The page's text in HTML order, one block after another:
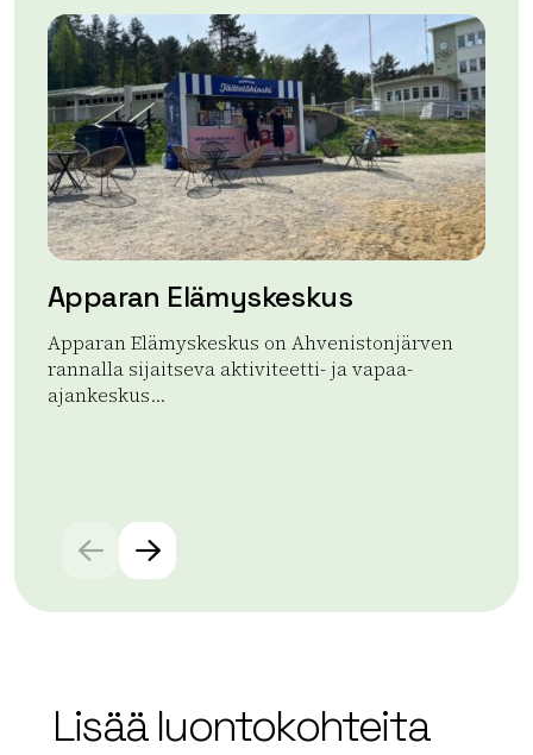
Apparan Elämyskeskus
Apparan Elämyskeskus on Ahvenistonjärven
rannalla sijaitseva aktiviteetti- ja vapaa-
ajankeskus...
Lisää luontokohteita